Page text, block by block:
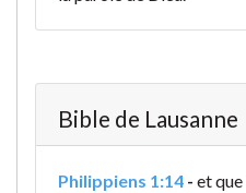
Bible de Lausanne
Philippiens 1:14 - et